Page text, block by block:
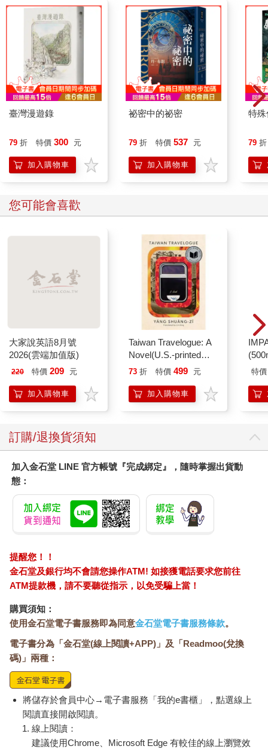
臺灣漫遊錄
79 折 特價 300 元
加入購物車
祕密中的祕密
79 折 特價 537 元
加入購物車
特
79 折
您可能會喜歡
大家說英語8月號
2026(雲端加值版)
220 特價 209 元
加入購物車
Taiwan Travelogue: A
Novel(U.S.-printed
edition)
73 折 特價 499 元
加入購物車
特價
訂購/退換貨須知
加入金石堂 LINE 官方帳號『完成綁定』，隨時掌握出貨動
態：
提醒您！！
金石堂及銀行均不會請您操作ATM! 如接獲電話要求您前往
ATM提款機，請不要聽從指示，以免受騙上當！
購買須知：
使用金石堂電子書服務即為同意金石堂電子書服務條款。
電子書分為「金石堂(線上閱讀+APP)」及「Readmoo(兌換
碼)」兩種：
將儲存於會員中心→電子書服務「我的e書櫃」，點選線上
閱讀直接開啟閱讀。
線上閱讀：
建議使用Chrome、Microsoft Edge 有較佳的線上瀏覽效